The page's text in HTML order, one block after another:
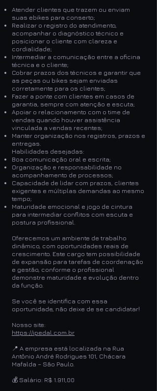
Atender clientes que trazem ou enviam
suas ebikes para conserto;
Realizar o registro do atendimento,
acompanhar o diagnóstico técnico e
posicionar o cliente com clareza e
cordialidade;
Intermediar a comunicação entre a oficina
técnica e o cliente;
Cobrar prazos dos técnicos e garantir que
as peças ou bikes sejam enviadas
corretamente para os clientes;
Fazer a ponte com clientes em casos de
garantia, sempre com atenção e escuta;
Apoiar o relacionamento com o time de
vendas quando houver assistência
vinculada a vendas recentes;
Manter organização nos registros, prazos e
entregas.
Habilidades desejadas:
Boa comunicação oral e escrita;
Organização e responsabilidade no
acompanhamento de processos;
Capacidade de lidar com prazos, clientes
exigentes e múltiplas demandas ao mesmo
tempo;
Maturidade emocional e jogo de cintura
para intermediar conflitos com escuta e
postura profissional.
Oferecemos um ambiente de trabalho
dinâmico, com oportunidades reais de
crescimento. Este cargo tem possibilidade
de expansão para tarefas de coordenação
e gestão, conforme o profissional
demonstre maturidade e evolução dentro
da função.
Se você se identifica com essa
oportunidade, não deixe de se candidatar!
Nosso site:
https://ipedal.com.br
📍 A empresa está localizada na Rua
Antônio André Rodrigues 101, Chácara
Mafalda – São Paulo.
💰 Salário: R$ 1.911,00